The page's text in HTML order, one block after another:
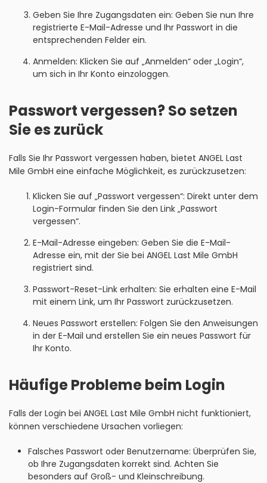
Geben Sie Ihre Zugangsdaten ein: Geben Sie nun Ihre
registrierte E-Mail-Adresse und Ihr Passwort in die
entsprechenden Felder ein.
Anmelden: Klicken Sie auf „Anmelden“ oder „Login“,
um sich in Ihr Konto einzologgen.
Passwort vergessen? So setzen
Sie es zurück
Falls Sie Ihr Passwort vergessen haben, bietet ANGEL Last
Mile GmbH eine einfache Möglichkeit, es zurückzusetzen:
Klicken Sie auf „Passwort vergessen“: Direkt unter dem
Login-Formular finden Sie den Link „Passwort
vergessen“.
E-Mail-Adresse eingeben: Geben Sie die E-Mail-
Adresse ein, mit der Sie bei ANGEL Last Mile GmbH
registriert sind.
Passwort-Reset-Link erhalten: Sie erhalten eine E-Mail
mit einem Link, um Ihr Passwort zurückzusetzen.
Neues Passwort erstellen: Folgen Sie den Anweisungen
in der E-Mail und erstellen Sie ein neues Passwort für
Ihr Konto.
Häufige Probleme beim Login
Falls der Login bei ANGEL Last Mile GmbH nicht funktioniert,
können verschiedene Ursachen vorliegen:
Falsches Passwort oder Benutzername: Überprüfen Sie,
ob Ihre Zugangsdaten korrekt sind. Achten Sie
besonders auf Groß- und Kleinschreibung.